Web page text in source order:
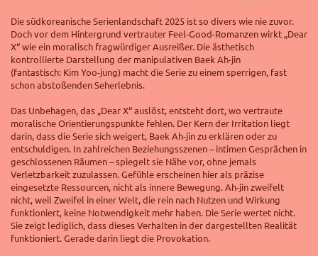
Die südkoreanische Serienlandschaft 2025 ist so divers wie nie zuvor.
Doch vor dem Hintergrund vertrauter Feel-Good-Romanzen wirkt „Dear
X“ wie ein moralisch fragwürdiger Ausreißer. Die ästhetisch
kontrollierte Darstellung der manipulativen Baek Ah-jin
(fantastisch: Kim Yoo-jung) macht die Serie zu einem sperrigen, fast
schon abstoßenden Seherlebnis.
Das Unbehagen, das „Dear X“ auslöst, entsteht dort, wo vertraute
moralische Orientierungspunkte fehlen. Der Kern der Irritation liegt
darin, dass die Serie sich weigert, Baek Ah-jin zu erklären oder zu
entschuldigen. In zahlreichen Beziehungsszenen – intimen Gesprächen in
geschlossenen Räumen – spiegelt sie Nähe vor, ohne jemals
Verletzbarkeit zuzulassen. Gefühle erscheinen hier als präzise
eingesetzte Ressourcen, nicht als innere Bewegung. Ah-jin zweifelt
nicht, weil Zweifel in einer Welt, die rein nach Nutzen und Wirkung
funktioniert, keine Notwendigkeit mehr haben. Die Serie wertet nicht.
Sie zeigt lediglich, dass dieses Verhalten in der dargestellten Realität
funktioniert. Gerade darin liegt die Provokation.